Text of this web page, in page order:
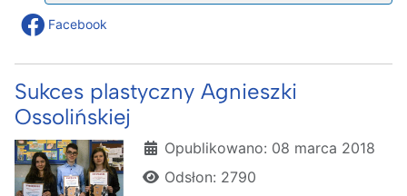
Facebook
Sukces plastyczny Agnieszki
Ossolińskiej
Szczegóły
Opublikowano: 08 marca 2018
Odsłon: 2790